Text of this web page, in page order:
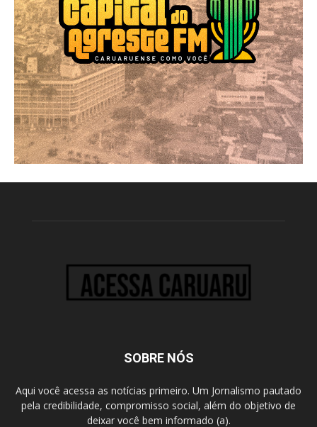
SOBRE NÓS
Aqui você acessa as notícias primeiro. Um Jornalismo pautado
pela credibilidade, compromisso social, além do objetivo de
deixar você bem informado (a).